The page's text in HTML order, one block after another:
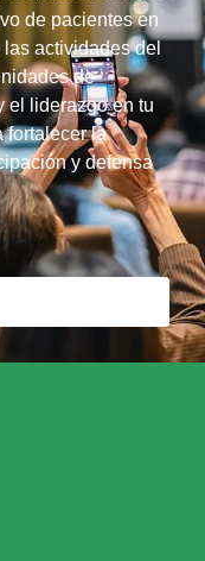
de pacientes en
actividades del
de
el liderazgo en tu
fortalecer la
y defensa